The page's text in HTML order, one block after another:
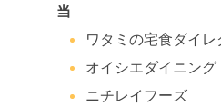
当
ワタミの宅食ダイレ
オイシエダイニング
ニチレイフーズ